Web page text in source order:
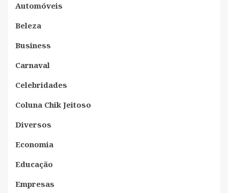
Automóveis
Beleza
Business
Carnaval
Celebridades
Coluna Chik Jeitoso
Diversos
Economia
Educação
Empresas